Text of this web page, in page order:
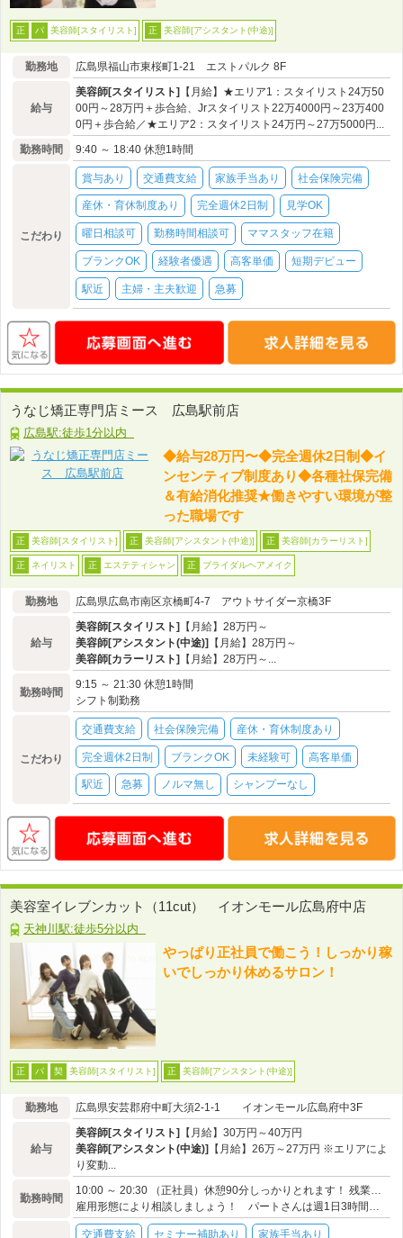
正 パ 美容師[スタイリスト] 正 美容師[アシスタント(中途)]
勤務地 広島県福山市東桜町1-21 エストパルク 8F
給与
美容師[スタイリスト]
【月給】★エリア1：スタイリスト24万50
00円～28万円＋歩合給、Jrスタイリスト22万4000円～23万400
0円＋歩合給／★エリア2：スタイリスト24万円～27万5000円...
勤務時間
9:40 ～ 18:40 休憩1時間
こだわり
賞与あり 交通費支給 家族手当あり 社会保険完備
産休・育休制度あり 完全週休2日制 見学OK
曜日相談可 勤務時間相談可 ママスタッフ在籍
ブランクOK 経験者優遇 高客単価 短期デビュー
駅近 主婦・主夫歓迎 急募
うなじ矯正専門店ミース 広島駅前店
広島駅:徒歩1分以内
◆給与28万円〜◆完全週休2日制◆イ
ンセンティブ制度あり◆各種社保完備
＆有給消化推奨★働きやすい環境が整
った職場です
正 美容師[スタイリスト] 正 美容師[アシスタント(中途)] 正 美容師[カラーリスト]
正 ネイリスト 正 エステティシャン 正 ブライダルヘアメイク
勤務地 広島県広島市南区京橋町4-7 アウトサイダー京橋3F
給与
美容師[スタイリスト]
【月給】28万円～
美容師[アシスタント(中途)]
【月給】28万円～
美容師[カラーリスト]
【月給】28万円～...
勤務時間
9:15 ～ 21:30 休憩1時間
シフト制勤務
こだわり
交通費支給 社会保険完備 産休・育休制度あり
完全週休2日制 ブランクOK 未経験可 高客単価
駅近 急募 ノルマ無し シャンプーなし
美容室イレブンカット（11cut） イオンモール広島府中店
天神川駅:徒歩5分以内
やっぱり正社員で働こう！しっかり稼
いでしっかり休めるサロン！
正 パ 契 美容師[スタイリスト] 正 美容師[アシスタント(中途)]
勤務地 広島県安芸郡府中町大須2-1-1 イオンモール広島府中3F
給与
美容師[スタイリスト] 【月給】30万円～40万円
美容師[アシスタント(中途)] 【月給】26万～27万円 ※エリアによ
り変動...
勤務時間
雇用形態により相談しましょう！ パートさんは週1日3時間程度～勤務OK
交通費支給 セミナー補助あり 家族手当あり